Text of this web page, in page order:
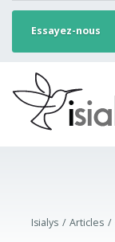
Essayez-nous
Isialys Articles